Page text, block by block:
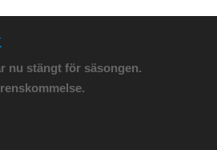
nu stängt för säsongen.